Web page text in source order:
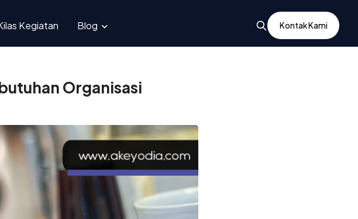
Kegiatan Blog Kontak Kami
Organisasi